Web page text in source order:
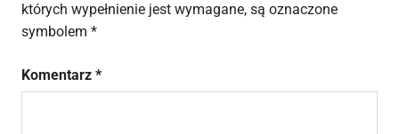
których wypełnienie jest wymagane, są oznaczone
symbolem *
Komentarz *